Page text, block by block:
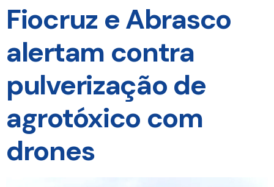
Fiocruz e Abrasco
alertam contra
pulverização de
agrotóxico com
drones